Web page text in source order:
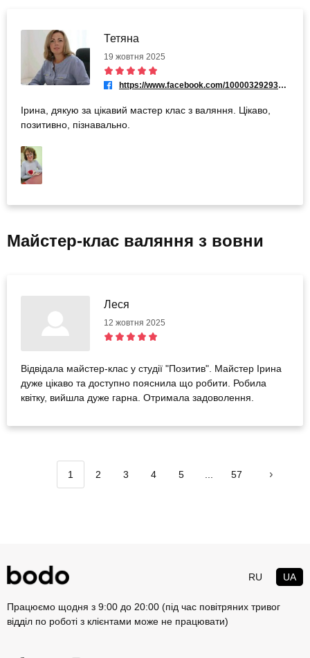
Тетяна
19 жовтня 2025
https://www.facebook.com/100003292939586
Ірина, дякую за цікавий мастер клас з валяння. Цікаво,
позитивно, пізнавально.
Майстер-клас валяння з вовни
Леся
12 жовтня 2025
Відвідала майстер-клас у студії "Позитив". Майстер Ірина
дуже цікаво та доступно пояснила що робити. Робила
квітку, вийшла дуже гарна. Отримала задоволення.
1 2 3 4 5 57
RU UA
Працюємо щодня з 9:00 до 20:00 (під час повітряних тривог
відділ по роботі з клієнтами може не працювати)